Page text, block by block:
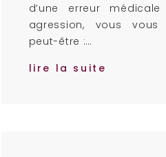
d’une erreur
agression, vous vous
peut-être :…
lire la suite